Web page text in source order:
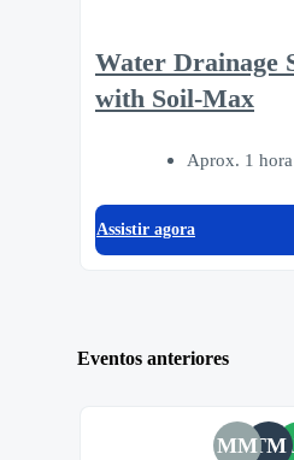
Water Drainage
with Soil-Max
Aprox. 1
Assistir agora
Eventos anteriores
MMTM